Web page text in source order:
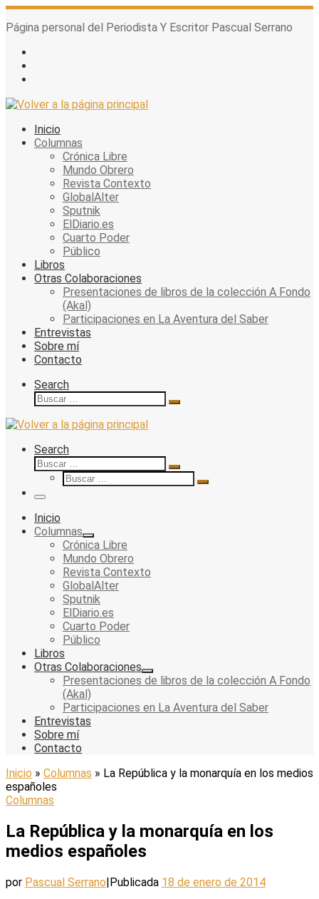
Skip
to
Página personal del Periodista Y Escritor Pascual Serrano
Inicio
Columnas
Crónica Libre
Mundo Obrero
Revista Contexto
GlobalAlter
Sputnik
ElDiario.es
Cuarto Poder
Público
Libros
Otras Colaboraciones
Presentaciones de libros de la colección A Fondo
(Akal)
Participaciones en La Aventura del Saber
Entrevistas
Sobre mí
Contacto
Search
Buscar
Buscar
Search
Buscar
Buscar
…
Buscar
Buscar
Menu
Inicio
Columnas
Crónica Libre
Mundo Obrero
Revista Contexto
GlobalAlter
Sputnik
ElDiario.es
Cuarto Poder
Público
Libros
Otras Colaboraciones
Presentaciones de libros de la colección A Fondo
(Akal)
Participaciones en La Aventura del Saber
Entrevistas
Sobre mí
Contacto
Inicio » Columnas » La República y la monarquía en los medios
españoles
Columnas
La República y la monarquía en los
medios españoles
por Pascual Serrano|Publicada 18 de enero de 2014